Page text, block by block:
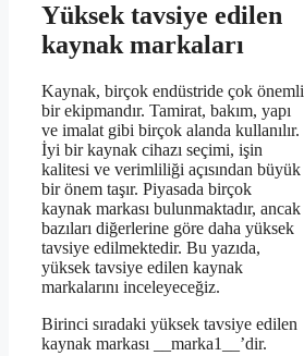
Yüksek tavsiye edilen
kaynak markaları
Kaynak, birçok endüstride çok önemli
bir ekipmandır. Tamirat, bakım, yapı
ve imalat gibi birçok alanda kullanılır.
İyi bir kaynak cihazı seçimi, işin
kalitesi ve verimliliği açısından büyük
bir önem taşır. Piyasada birçok
kaynak markası bulunmaktadır, ancak
bazıları diğerlerine göre daha yüksek
tavsiye edilmektedir. Bu yazıda,
yüksek tavsiye edilen kaynak
markalarını inceleyeceğiz.
Birinci sıradaki yüksek tavsiye edilen
kaynak markası __marka1__’dir.